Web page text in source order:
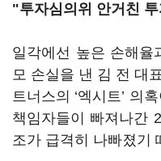
"투자심의위 안거친
일각에선 높은 손해율
모 손실을 낸 김 전 대
트너스의 ‘엑시트’ 의
책임자들이 빠져나간
조가 급격히 나빠졌기